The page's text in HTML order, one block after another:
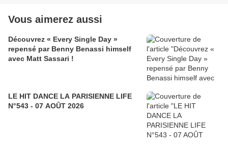
Vous aimerez aussi
Découvrez « Every Single Day »
repensé par Benny Benassi himself
avec Matt Sassari !
LE HIT DANCE LA PARISIENNE LIFE
N°543 - 07 AOÛT 2026